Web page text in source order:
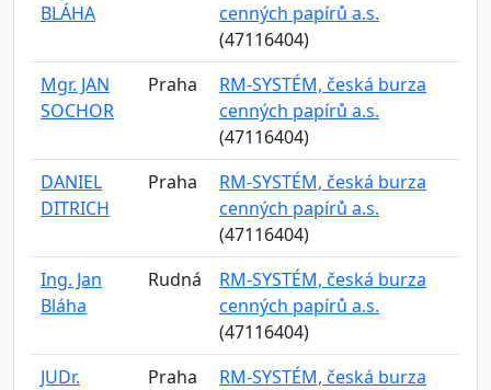
BLÁHA
cenných papírů a.s.
(47116404)
Mgr. JAN
SOCHOR
Praha
RM-SYSTÉM, česká burza
cenných papírů a.s.
(47116404)
DANIEL
DITRICH
Praha
RM-SYSTÉM, česká burza
cenných papírů a.s.
(47116404)
Ing. Jan
Bláha
Rudná
RM-SYSTÉM, česká burza
cenných papírů a.s.
(47116404)
JUDr.
Praha
RM-SYSTÉM, česká burza